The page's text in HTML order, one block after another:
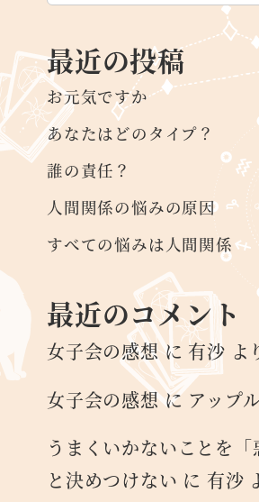
最近の投稿
お元気ですか
あなたはどのタイプ？
誰の責任？
人間関係の悩みの原因
すべての悩みは人間関係
最近のコメント
女子会の感想に 有沙 よ
女子会の感想にアップ
うまくいかないことを「
と決めつけない に 有沙